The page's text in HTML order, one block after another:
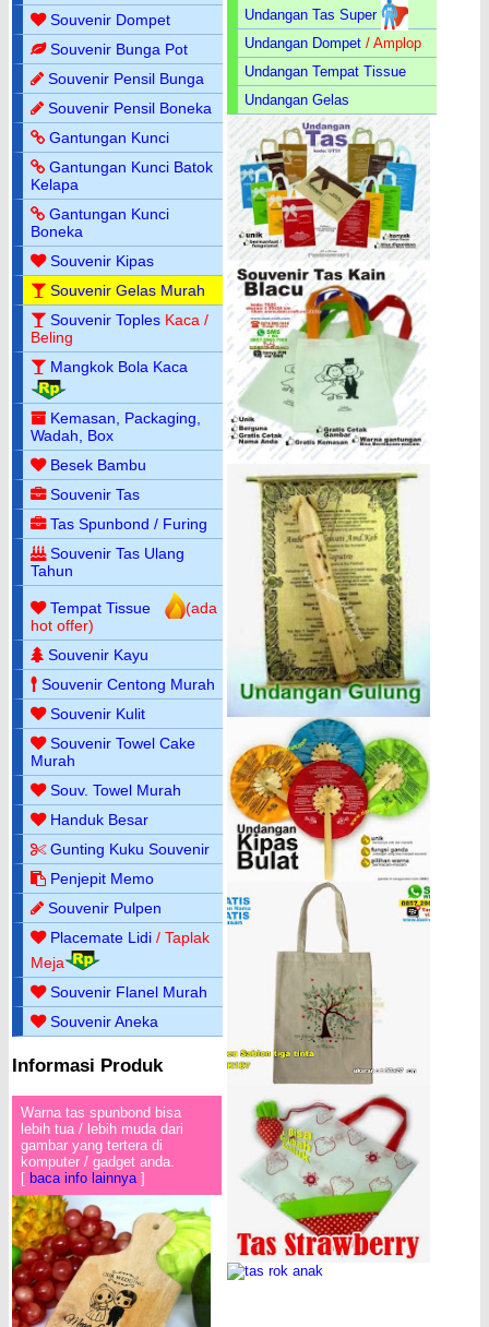
Souvenir Dompet
Souvenir Bunga Pot
Souvenir Pensil Bunga
Souvenir Pensil Boneka
Gantungan Kunci
Gantungan Kunci Batok
Kelapa
Gantungan Kunci
Boneka
Souvenir Kipas
Souvenir Gelas Murah
Souvenir Toples Kaca /
Beling
Mangkok Bola Kaca
Kemasan, Packaging,
Wadah, Box
Besek Bambu
Souvenir Tas
Tas Spunbond / Furing
Souvenir Tas Ulang
Tahun
Tempat Tissue
(ada
hot offer)
Souvenir Kayu
Souvenir Centong Murah
Souvenir Kulit
Souvenir Towel Cake
Murah
Souv. Towel Murah
Handuk Besar
Gunting Kuku Souvenir
Penjepit Memo
Souvenir Pulpen
Placemate Lidi / Taplak
Meja
Souvenir Flanel Murah
Souvenir Aneka
Informasi Produk
Warna tas spunbond bisa
lebih tua / lebih muda dari
gambar yang tertera di
komputer / gadget anda.
[ baca info lainnya ]
Undangan Tas Super
Undangan Dompet / Amplop
Undangan Tempat Tissue
Undangan Gelas